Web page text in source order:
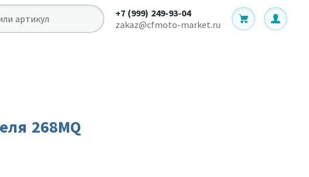
+7 (999) 249-93-04
zakaz@cfmoto-market.ru
268MQ